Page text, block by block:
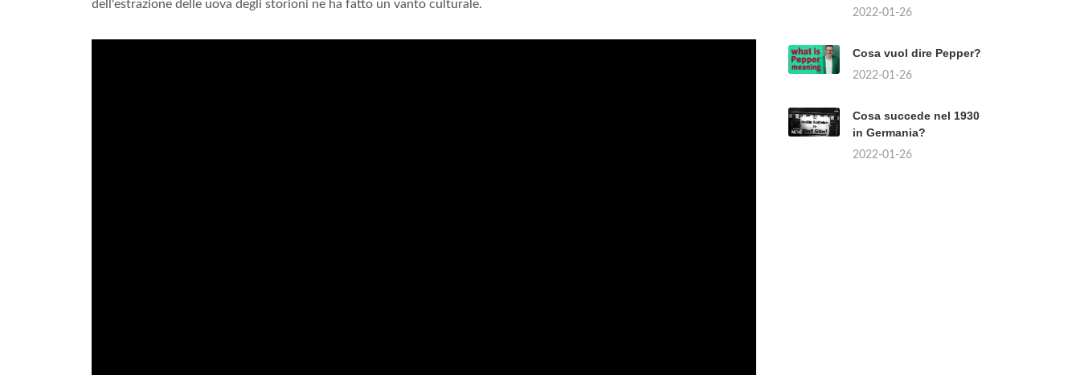
dell'estrazione delle uova degli storioni ne ha fatto un vanto culturale.
2022-01-26
Cosa vuol dire Pepper?
2022-01-26
Cosa succede nel 1930
in Germania?
2022-01-26